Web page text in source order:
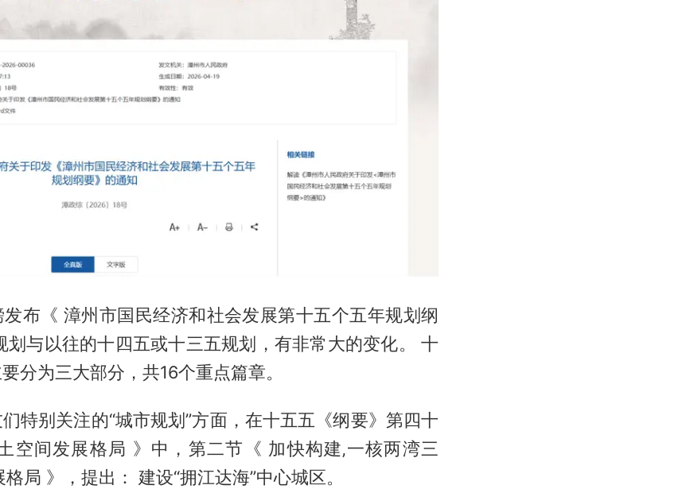
布《 漳州市国民经济和社会发展第十五个五年规划纲
划与以往的十四五或十三五规划，有非常大的变化。 十
分为三大部分，共16个重点篇章。
特别关注的“城市规划”方面，在十五五《纲要》第四十
空间发展格局 》中，第二节《 加快构建‚一核两湾三
局 》，提出： 建设“拥江达海”中心城区。